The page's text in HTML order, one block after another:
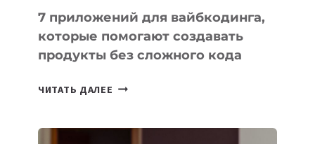
7 приложений для вайбкодинга,
которые помогают создавать
продукты без сложного кода
ЧИТАТЬ ДАЛЕЕ 7